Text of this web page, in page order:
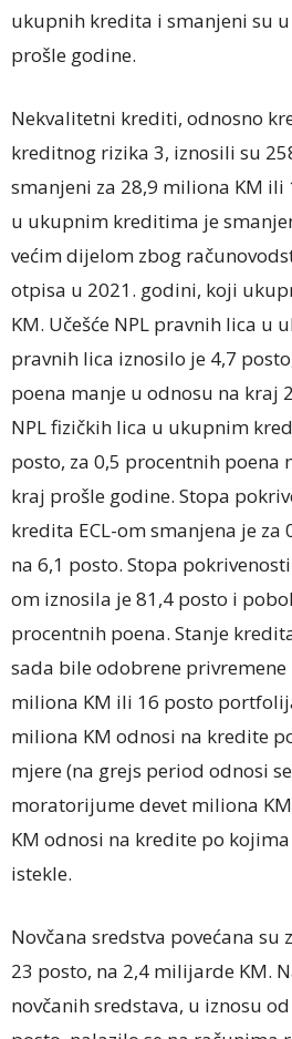
ukupnih kredita i smanjeni su
prošle godine.
Nekvalitetni krediti, odnosno
kreditnog rizika 3, iznosili su
smanjeni za 28,9 miliona KM ili
u ukupnim kreditima je
većim dijelom zbog
otpisa u 2021. godini, koji
KM. Učešće NPL pravnih lica u
pravnih lica iznosilo je 4,7
poena manje u odnosu na kraj
NPL fizičkih lica u ukupnim
posto, za 0,5 procentnih poena
kraj prošle godine. Stopa
kredita ECL-om smanjena je za
na 6,1 posto. Stopa
om iznosila je 81,4 posto i
procentnih poena. Stanje
sada bile odobrene
miliona KM ili 16 posto
miliona KM odnosi na kredite
mjere (na grejs period odnosi
moratorijume devet miliona
KM odnosi na kredite po
istekle.
Novčana sredstva povećana su
23 posto, na 2,4 milijarde KM.
novčanih sredstava, u iznosu